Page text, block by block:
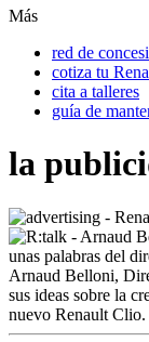
Más
red de
cotiza tu
cita a talleres
guía de
la
unas palabras del
Arnaud Belloni,
sus ideas sobre la
nuevo Renault